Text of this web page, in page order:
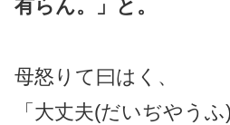
有らん。」と。
母怒りて曰はく、
「大丈夫(だいぢやう